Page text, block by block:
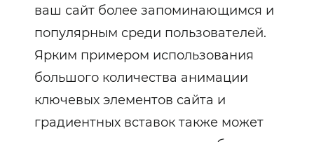
ваш сайт более запоминающимся и
популярным среди пользователей.
Ярким примером использования
большого количества анимации
ключевых элементов сайта и
градиентных вставок также может